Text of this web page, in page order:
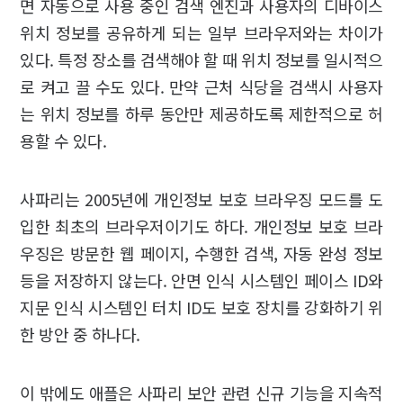
면 자동으로 사용 중인 검색 엔진과 사용자의 디바이스
위치 정보를 공유하게 되는 일부 브라우저와는 차이가
있다. 특정 장소를 검색해야 할 때 위치 정보를 일시적으
로 켜고 끌 수도 있다. 만약 근처 식당을 검색시 사용자
는 위치 정보를 하루 동안만 제공하도록 제한적으로 허
용할 수 있다.
사파리는 2005년에 개인정보 보호 브라우징 모드를 도
입한 최초의 브라우저이기도 하다. 개인정보 보호 브라
우징은 방문한 웹 페이지, 수행한 검색, 자동 완성 정보
등을 저장하지 않는다. 안면 인식 시스템인 페이스 ID와
지문 인식 시스템인 터치 ID도 보호 장치를 강화하기 위
한 방안 중 하나다.
이 밖에도 애플은 사파리 보안 관련 신규 기능을 지속적